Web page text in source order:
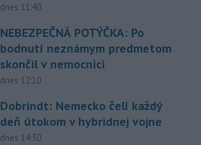
dnes 11:40
NEBEZPEČNÁ POTÝČKA: Po
bodnutí neznámym predmetom
skončil v nemocnici
dnes 12:10
Dobrindt: Nemecko čelí každý
deň útokom v hybridnej vojne
dnes 14:30